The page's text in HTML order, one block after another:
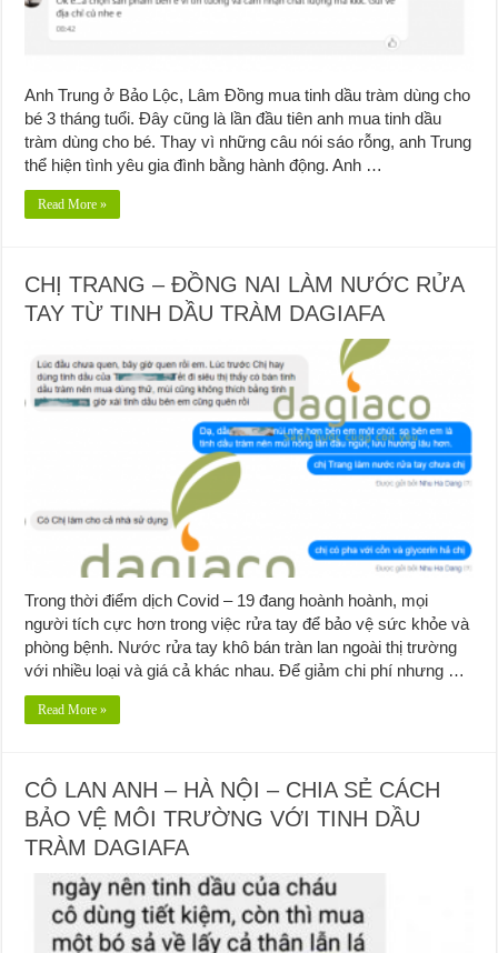
Anh Trung ở Bảo Lộc, Lâm Đồng mua tinh dầu tràm dùng cho
bé 3 tháng tuổi. Đây cũng là lần đầu tiên anh mua tinh dầu
tràm dùng cho bé. Thay vì những câu nói sáo rỗng, anh Trung
thể hiện tình yêu gia đình bằng hành động. Anh …
Read More »
CHỊ TRANG – ĐỒNG NAI LÀM NƯỚC RỬA
TAY TỪ TINH DẦU TRÀM DAGIAFA
Trong thời điểm dịch Covid – 19 đang hoành hoành, mọi
người tích cực hơn trong việc rửa tay để bảo vệ sức khỏe và
phòng bệnh. Nước rửa tay khô bán tràn lan ngoài thị trường
với nhiều loại và giá cả khác nhau. Để giảm chi phí nhưng …
Read More »
CÔ LAN ANH – HÀ NỘI – CHIA SẺ CÁCH
BẢO VỆ MÔI TRƯỜNG VỚI TINH DẦU
TRÀM DAGIAFA